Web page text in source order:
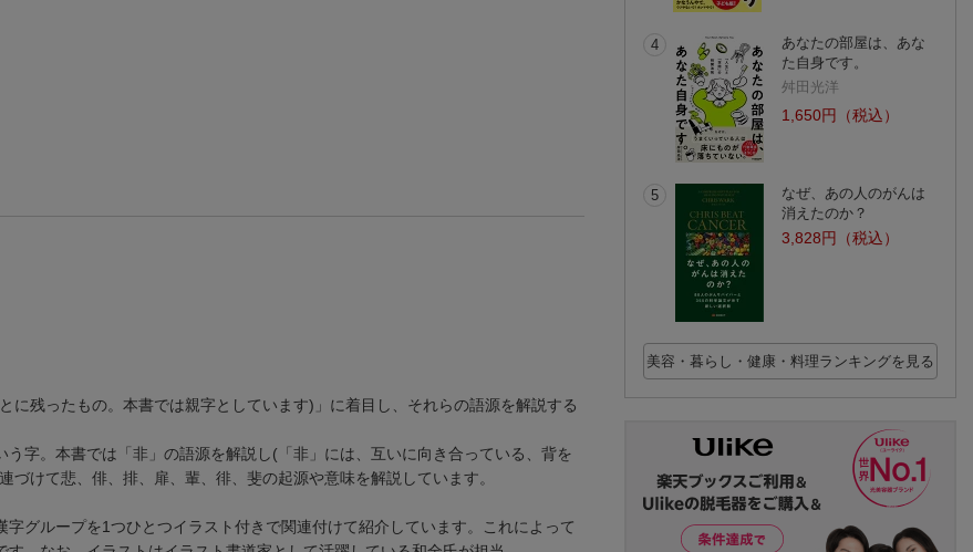
残ったもの。本書では親字としています)」に着目し、それらの語源を解説する
字。本書では「非」の語源を解説し(「非」には、互いに向き合っている、背を
けて悲、俳、排、扉、輩、徘、斐の起源や意味を解説しています。
グループを1つひとつイラスト付きで関連付けて紹介しています。これによって
4
あなたの部屋は、あな
た自身です。
舛田光洋
1,650円（税込）
5
なぜ、あの人のがんは
消えたのか？
3,828円（税込）
美容・暮らし・健康・料理ランキングを見る